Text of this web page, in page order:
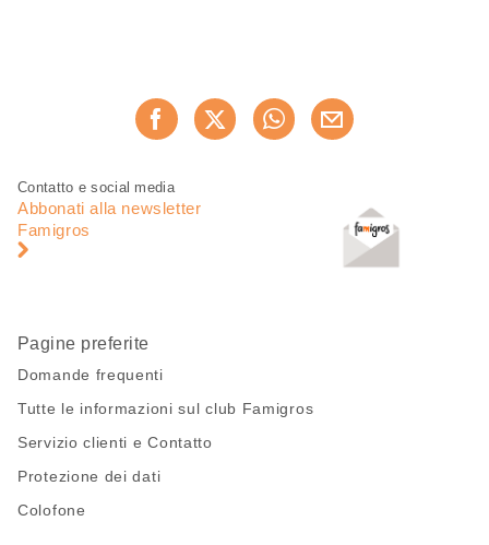
Consiglia ora
Piè
pagina
Navigazione
pagina
Contatto e social media
Abbonati alla newsletter
Famigros
Pagine preferite
Domande frequenti
Tutte le informazioni sul club Famigros
Servizio clienti e Contatto
Protezione dei dati
Colofone